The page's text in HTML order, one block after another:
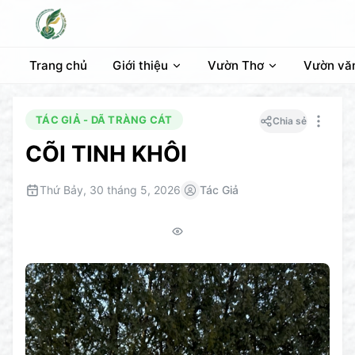
Trang chủ Giới thiệu Vườn Thơ Vườn
TÁC GIẢ - DÃ TRÀNG CÁT
CÕI TINH KHÔI
Chia sẻ
Thứ Bảy, 30 tháng 5, 2026 Tác Giả